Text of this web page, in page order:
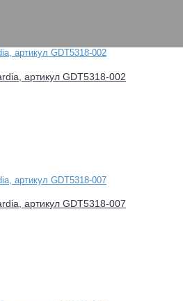
артикул GDT5318-002
артикул GDT5318-007